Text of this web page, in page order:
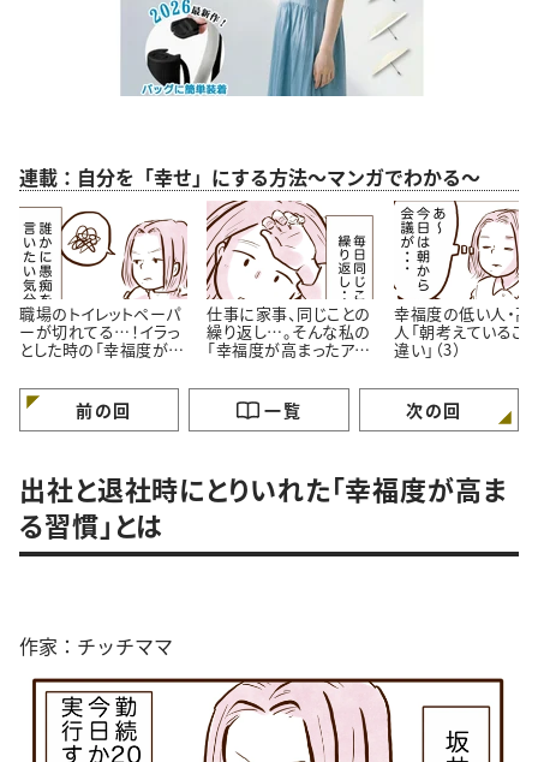
連載：自分を「幸せ」にする方法～マンガでわかる～
職場のトイレットペーパ
ーが切れてる…！イラっ
とした時の「幸福度が高
仕事に家事、同じことの
繰り返し…。そんな私の
「幸福度が高まったアイ
幸福度の低い人・高
人「朝考えているこ
違い」（3）
前の回 一覧 次の回
出社と退社時にとりいれた「幸福度が高ま
る習慣」とは
作家：チッチママ